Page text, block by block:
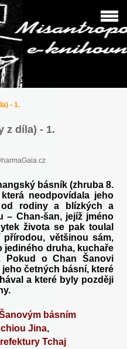
- 1.
z díla) - 1.
básník (zhruba 8.
neodpovídala jeho
od rodiny a blízkých a
– Chan-šan, jejíž jméno
života se pak toulal
většinou sám,
jediného druha, kuchaře
Pokud o Chan Šanovi
četných básní, které
a které byly později
básním
Jina,
Tchaj